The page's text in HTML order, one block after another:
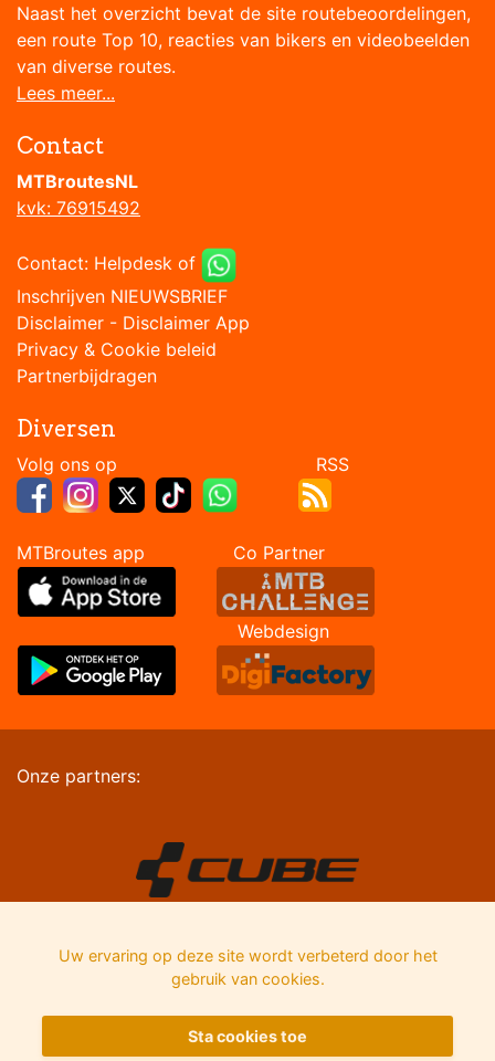
Naast het overzicht bevat de site routebeoordelingen,
een route Top 10, reacties van bikers en videobeelden
van diverse routes.
Lees meer...
Contact
MTBroutesNL
kvk: 76915492
Contact: Helpdesk of
Inschrijven NIEUWSBRIEF
Disclaimer - Disclaimer App
Privacy & Cookie beleid
Partnerbijdragen
Diversen
Volg ons op RSS
MTBroutes app Co Partner
Webdesign
Onze partners:
Uw ervaring op deze site wordt verbeterd door het
gebruik van cookies.
Sta cookies toe